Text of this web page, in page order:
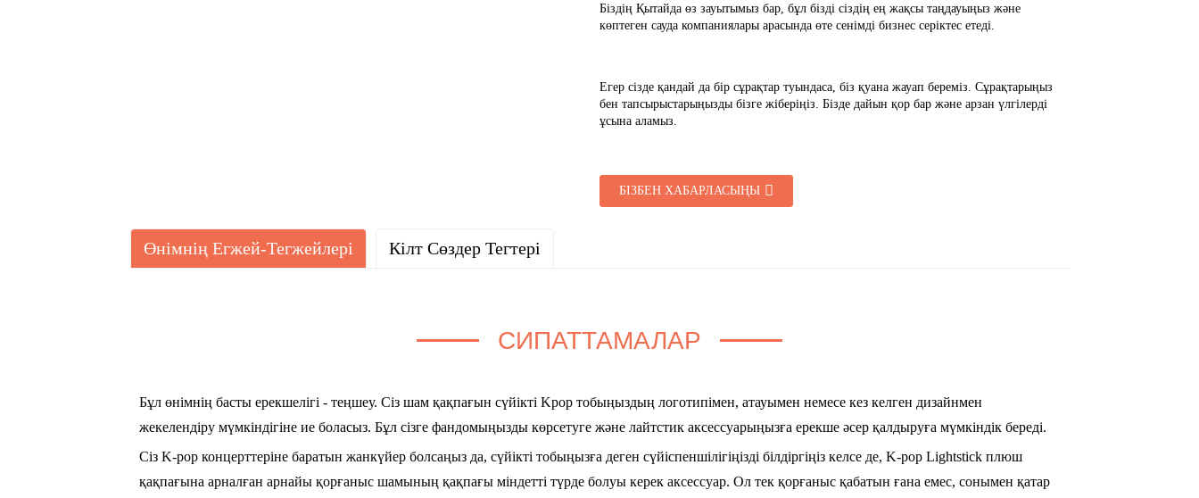
Біздің Қытайда өз зауытымыз бар, бұл бізді сіздің ең жақсы таңдауыңыз және
көптеген сауда компаниялары арасында өте сенімді бизнес серіктес етеді.
Егер сізде қандай да бір сұрақтар туындаса, біз қуана жауап береміз. Сұрақтарыңыз
бен тапсырыстарыңызды бізге жіберіңіз. Бізде дайын қор бар және арзан үлгілерді
ұсына аламыз.
БІЗБЕН ХАБАРЛАСЫҢЫ
Өнімнің Егжей-Тегжейлері Кілт Сөздер Тегтері
СИПАТТАМАЛАР
Бұл өнімнің басты ерекшелігі - теңшеу. Сіз шам қақпағын сүйікті Kpop тобыңыздың логотипімен, атауымен немесе кез келген дизайнмен
жекелендіру мүмкіндігіне ие боласыз. Бұл сізге фандомыңызды көрсетуге және лайтстик аксессуарыңызға ерекше әсер қалдыруға мүмкіндік береді.
Сіз K-pop концерттеріне баратын жанкүйер болсаңыз да, сүйікті тобыңызға деген сүйіспеншілігіңізді білдіргіңіз келсе де, K-pop Lightstick плюш
қақпағына арналған арнайы қорғаныс шамының қақпағы міндетті түрде болуы керек аксессуар. Ол тек қорғаныс қабатын ғана емес, сонымен қатар